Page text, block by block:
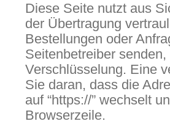
Diese Seite nutzt aus
der Übertragung
Bestellungen oder
Seitenbetreiber
Verschlüsselung. Eine
Sie daran, dass die
auf “https://” wechselt
Browserzeile.